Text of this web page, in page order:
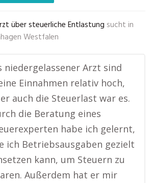
über steuerliche Entlastung sucht in
Westfalen
niedergelassener Arzt sind
Einnahmen relativ hoch,
auch die Steuerlast war es.
die Beratung eines
habe ich gelernt,
ich Betriebsausgaben gezielt
kann, um Steuern zu
Außerdem hat er mir